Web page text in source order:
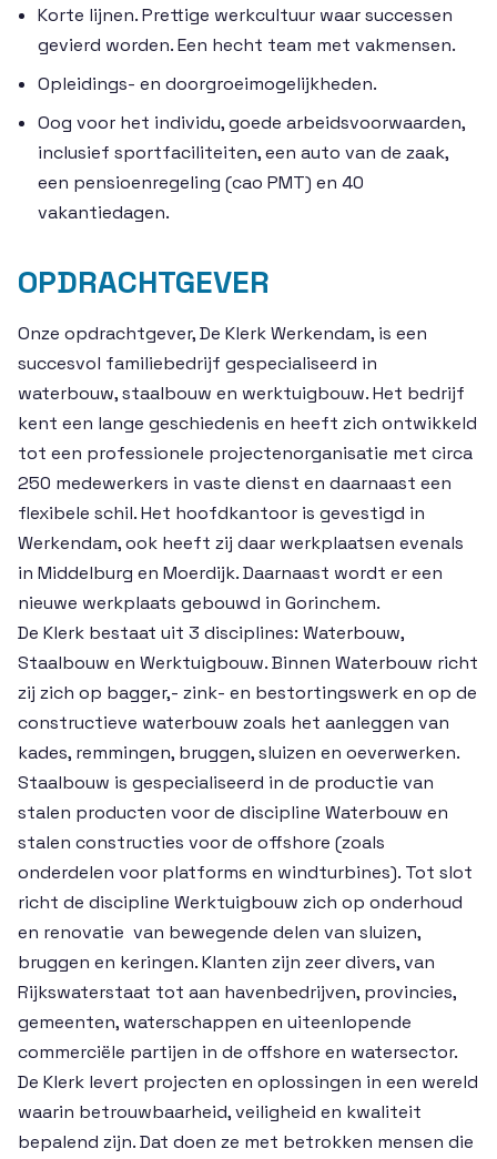
Korte lijnen. Prettige werkcultuur waar successen
gevierd worden. Een hecht team met vakmensen.
Opleidings- en doorgroeimogelijkheden.
Oog voor het individu, goede arbeidsvoorwaarden,
inclusief sportfaciliteiten, een auto van de zaak,
een pensioenregeling (cao PMT) en 40
vakantiedagen.
OPDRACHTGEVER
Onze opdrachtgever, De Klerk Werkendam, is een
succesvol familiebedrijf gespecialiseerd in
waterbouw, staalbouw en werktuigbouw. Het bedrijf
kent een lange geschiedenis en heeft zich ontwikkeld
tot een professionele projectenorganisatie met circa
250 medewerkers in vaste dienst en daarnaast een
flexibele schil. Het hoofdkantoor is gevestigd in
Werkendam, ook heeft zij daar werkplaatsen evenals
in Middelburg en Moerdijk. Daarnaast wordt er een
nieuwe werkplaats gebouwd in Gorinchem.
De Klerk bestaat uit 3 disciplines: Waterbouw,
Staalbouw en Werktuigbouw. Binnen Waterbouw richt
zij zich op bagger,- zink- en bestortingswerk en op de
constructieve waterbouw zoals het aanleggen van
kades, remmingen, bruggen, sluizen en oeverwerken.
Staalbouw is gespecialiseerd in de productie van
stalen producten voor de discipline Waterbouw en
stalen constructies voor de offshore (zoals
onderdelen voor platforms en windturbines). Tot slot
richt de discipline Werktuigbouw zich op onderhoud
en renovatie van bewegende delen van sluizen,
bruggen en keringen. Klanten zijn zeer divers, van
Rijkswaterstaat tot aan havenbedrijven, provincies,
gemeenten, waterschappen en uiteenlopende
commerciële partijen in de offshore en watersector.
De Klerk levert projecten en oplossingen in een wereld
waarin betrouwbaarheid, veiligheid en kwaliteit
bepalend zijn. Dat doen ze met betrokken mensen die